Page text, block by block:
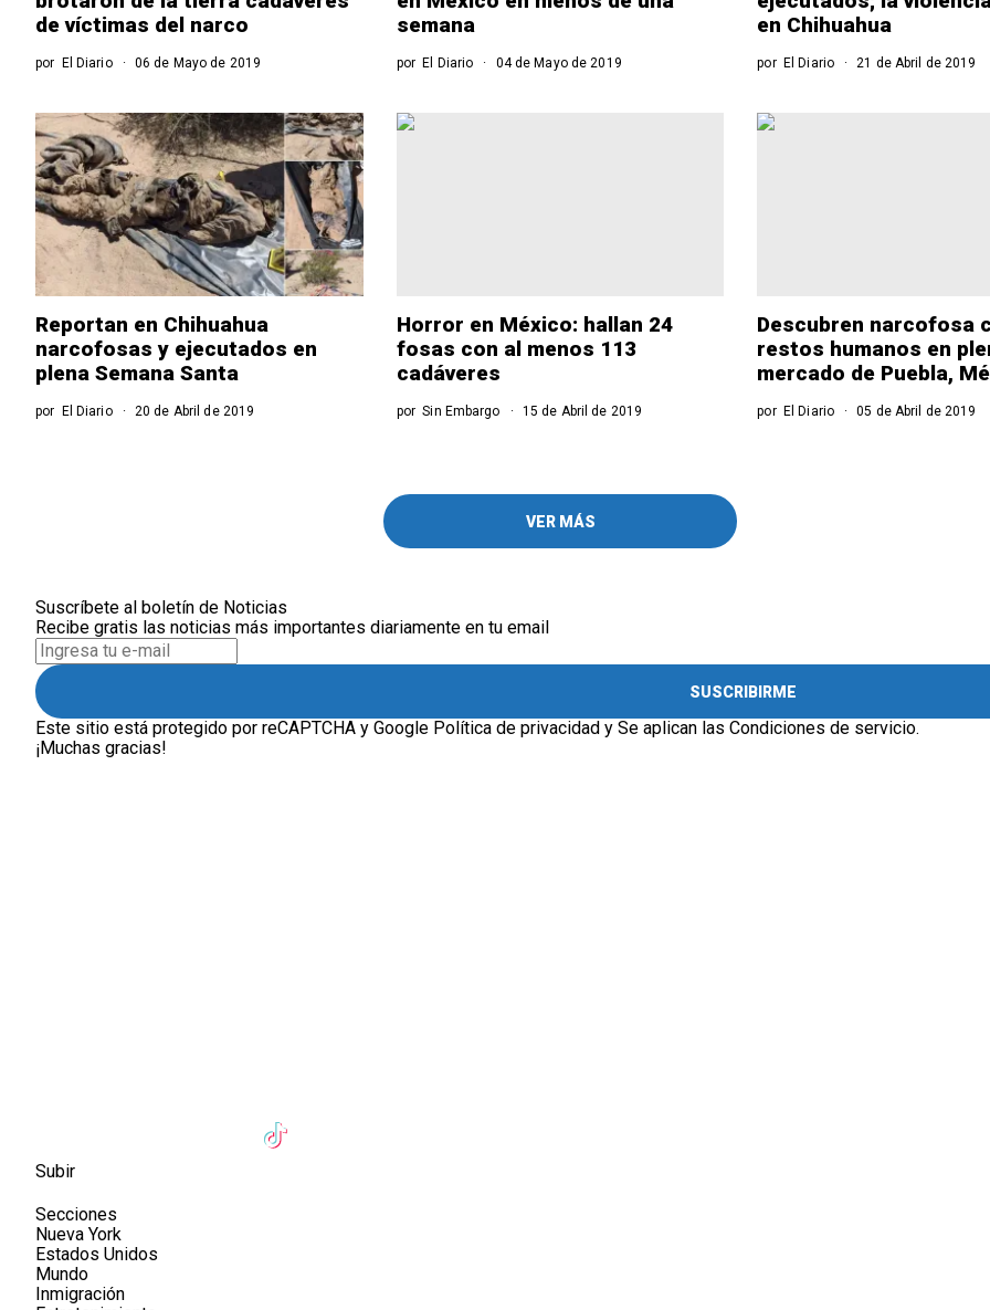
de víctimas del narco
por El Diario 06 de Mayo de 2019
semana
porEl Diario 04 de Mayo de 2019
en Chihuahua
por El Diario 21 de Abril de 2019
Reportan en Chihuahua
narcofosas y ejecutados en
plena Semana Santa
por El Diario 20 de Abril de 2019
Horror en México: hallan 24
fosas con al menos 113
cadáveres
porSin Embargo 15 de Abril de 2019
Descubren narcofosa
restos humanos en
mercado de Puebla,
por El Diario 05 de Abril de 2019
VER MÁS
Suscríbete al boletín de Noticias
Recibe gratis las noticias más importantes diariamente en tu email
SUSCRIBIRME
Este sitio está protegido por reCAPTCHA y Google Política de privacidad y Se aplican las Condiciones de servicio.
¡Muchas gracias!
Subir
Secciones
Nueva York
Estados Unidos
Mundo
Inmigración